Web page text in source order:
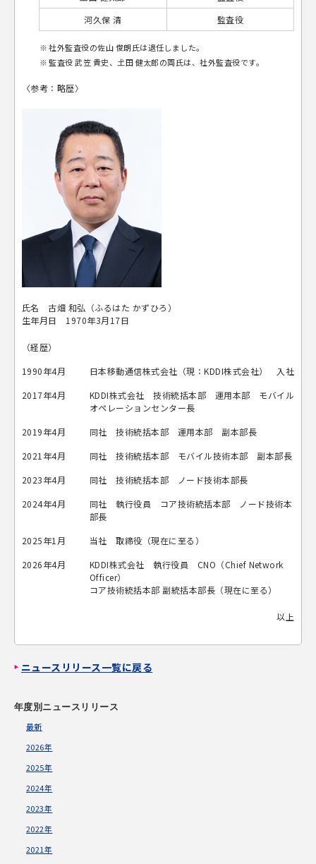
河久保 清
監査役
社外監査役の佐山 俊朗氏は退任しました。
監査役 武笠 貴史、𡈽田 健太郎の両氏は、社外監査役です。
〈参考：略歴〉
氏名 古畑 和弘（ふるはた かずひろ）
生年月日 1970年3月17日
（経歴）
1990年4月
日本移動通信株式会社（現：KDDI株式会社） 入社
2017年4月
KDDI株式会社 技術統括本部 運用本部 モバイル
オペレーションセンター長
2019年4月
同社 技術統括本部 運用本部 副本部長
2021年4月
同社 技術統括本部 モバイル技術本部 副本部長
2023年4月
同社 技術統括本部 ノード技術本部長
2024年4月
同社 執行役員 コア技術統括本部 ノード技術本
部長
2025年1月
当社 取締役（現在に至る）
2026年4月
KDDI株式会社 執行役員 CNO（Chief Network
Officer）
コア技術統括本部 副統括本部長（現在に至る）
以上
ニュースリリース一覧に戻る
年度別ニュースリリース
最新
2026年
2025年
2024年
2023年
2022年
2021年